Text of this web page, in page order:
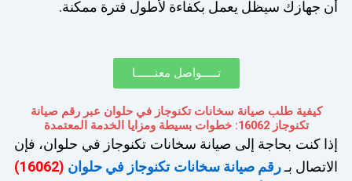
أن جهازك سيظل يعمل بكفاءة لأطول فترة ممكنة.
تـــــواصل معنــــــا
كيفية طلب صيانة سخانات تكنوجاز في حلوان عبر رقم صيانة
تكنوجاز 16062: خطوات بسيطة ومزايا الخدمة المعتمدة
إذا كنت بحاجة إلى صيانة سخانات تكنوجاز في حلوان، فإن
الاتصال بـرقم صيانة سخانات تكنوجاز في حلوان (16062)